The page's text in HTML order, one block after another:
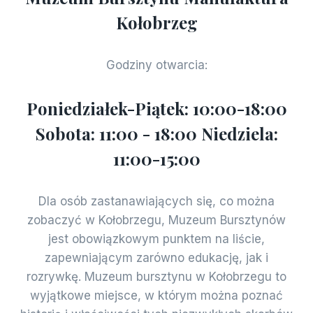
Kołobrzeg
Godziny otwarcia:
Poniedziałek-Piątek: 10:00-18:00
Sobota: 11:00 - 18:00 Niedziela:
11:00-15:00
Dla osób zastanawiających się, co można
zobaczyć w Kołobrzegu, Muzeum Bursztynów
jest obowiązkowym punktem na liście,
zapewniającym zarówno edukację, jak i
rozrywkę. Muzeum bursztynu w Kołobrzegu to
wyjątkowe miejsce, w którym można poznać